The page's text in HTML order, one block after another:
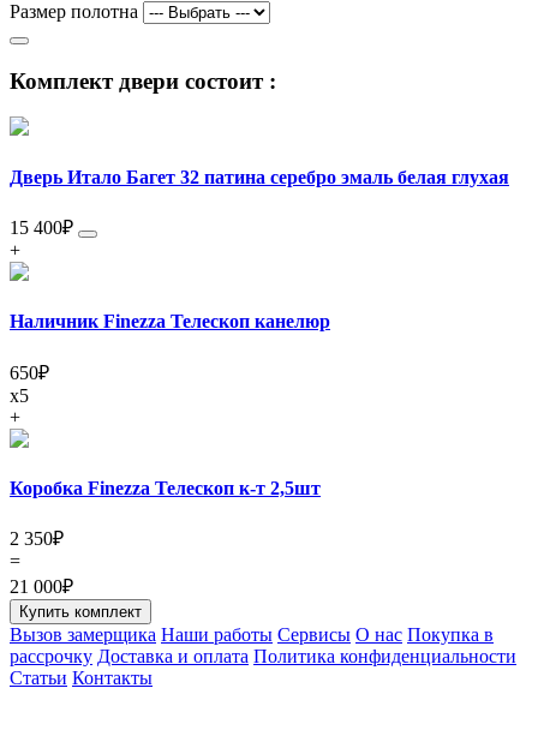
Размер полотна
Комплект двери состоит :
Дверь Итало Багет 32 патина серебро эмаль белая глухая
15 400₽
+
Наличник Finezza Телескоп канелюр
650₽
x5
+
Коробка Finezza Телескоп к-т 2,5шт
2 350₽
=
21 000₽
Купить комплект
Вызов замерщика Наши работы Сервисы О нас Покупка в
рассрочку Доставка и оплата Политика конфиденциальности
Статьи Контакты